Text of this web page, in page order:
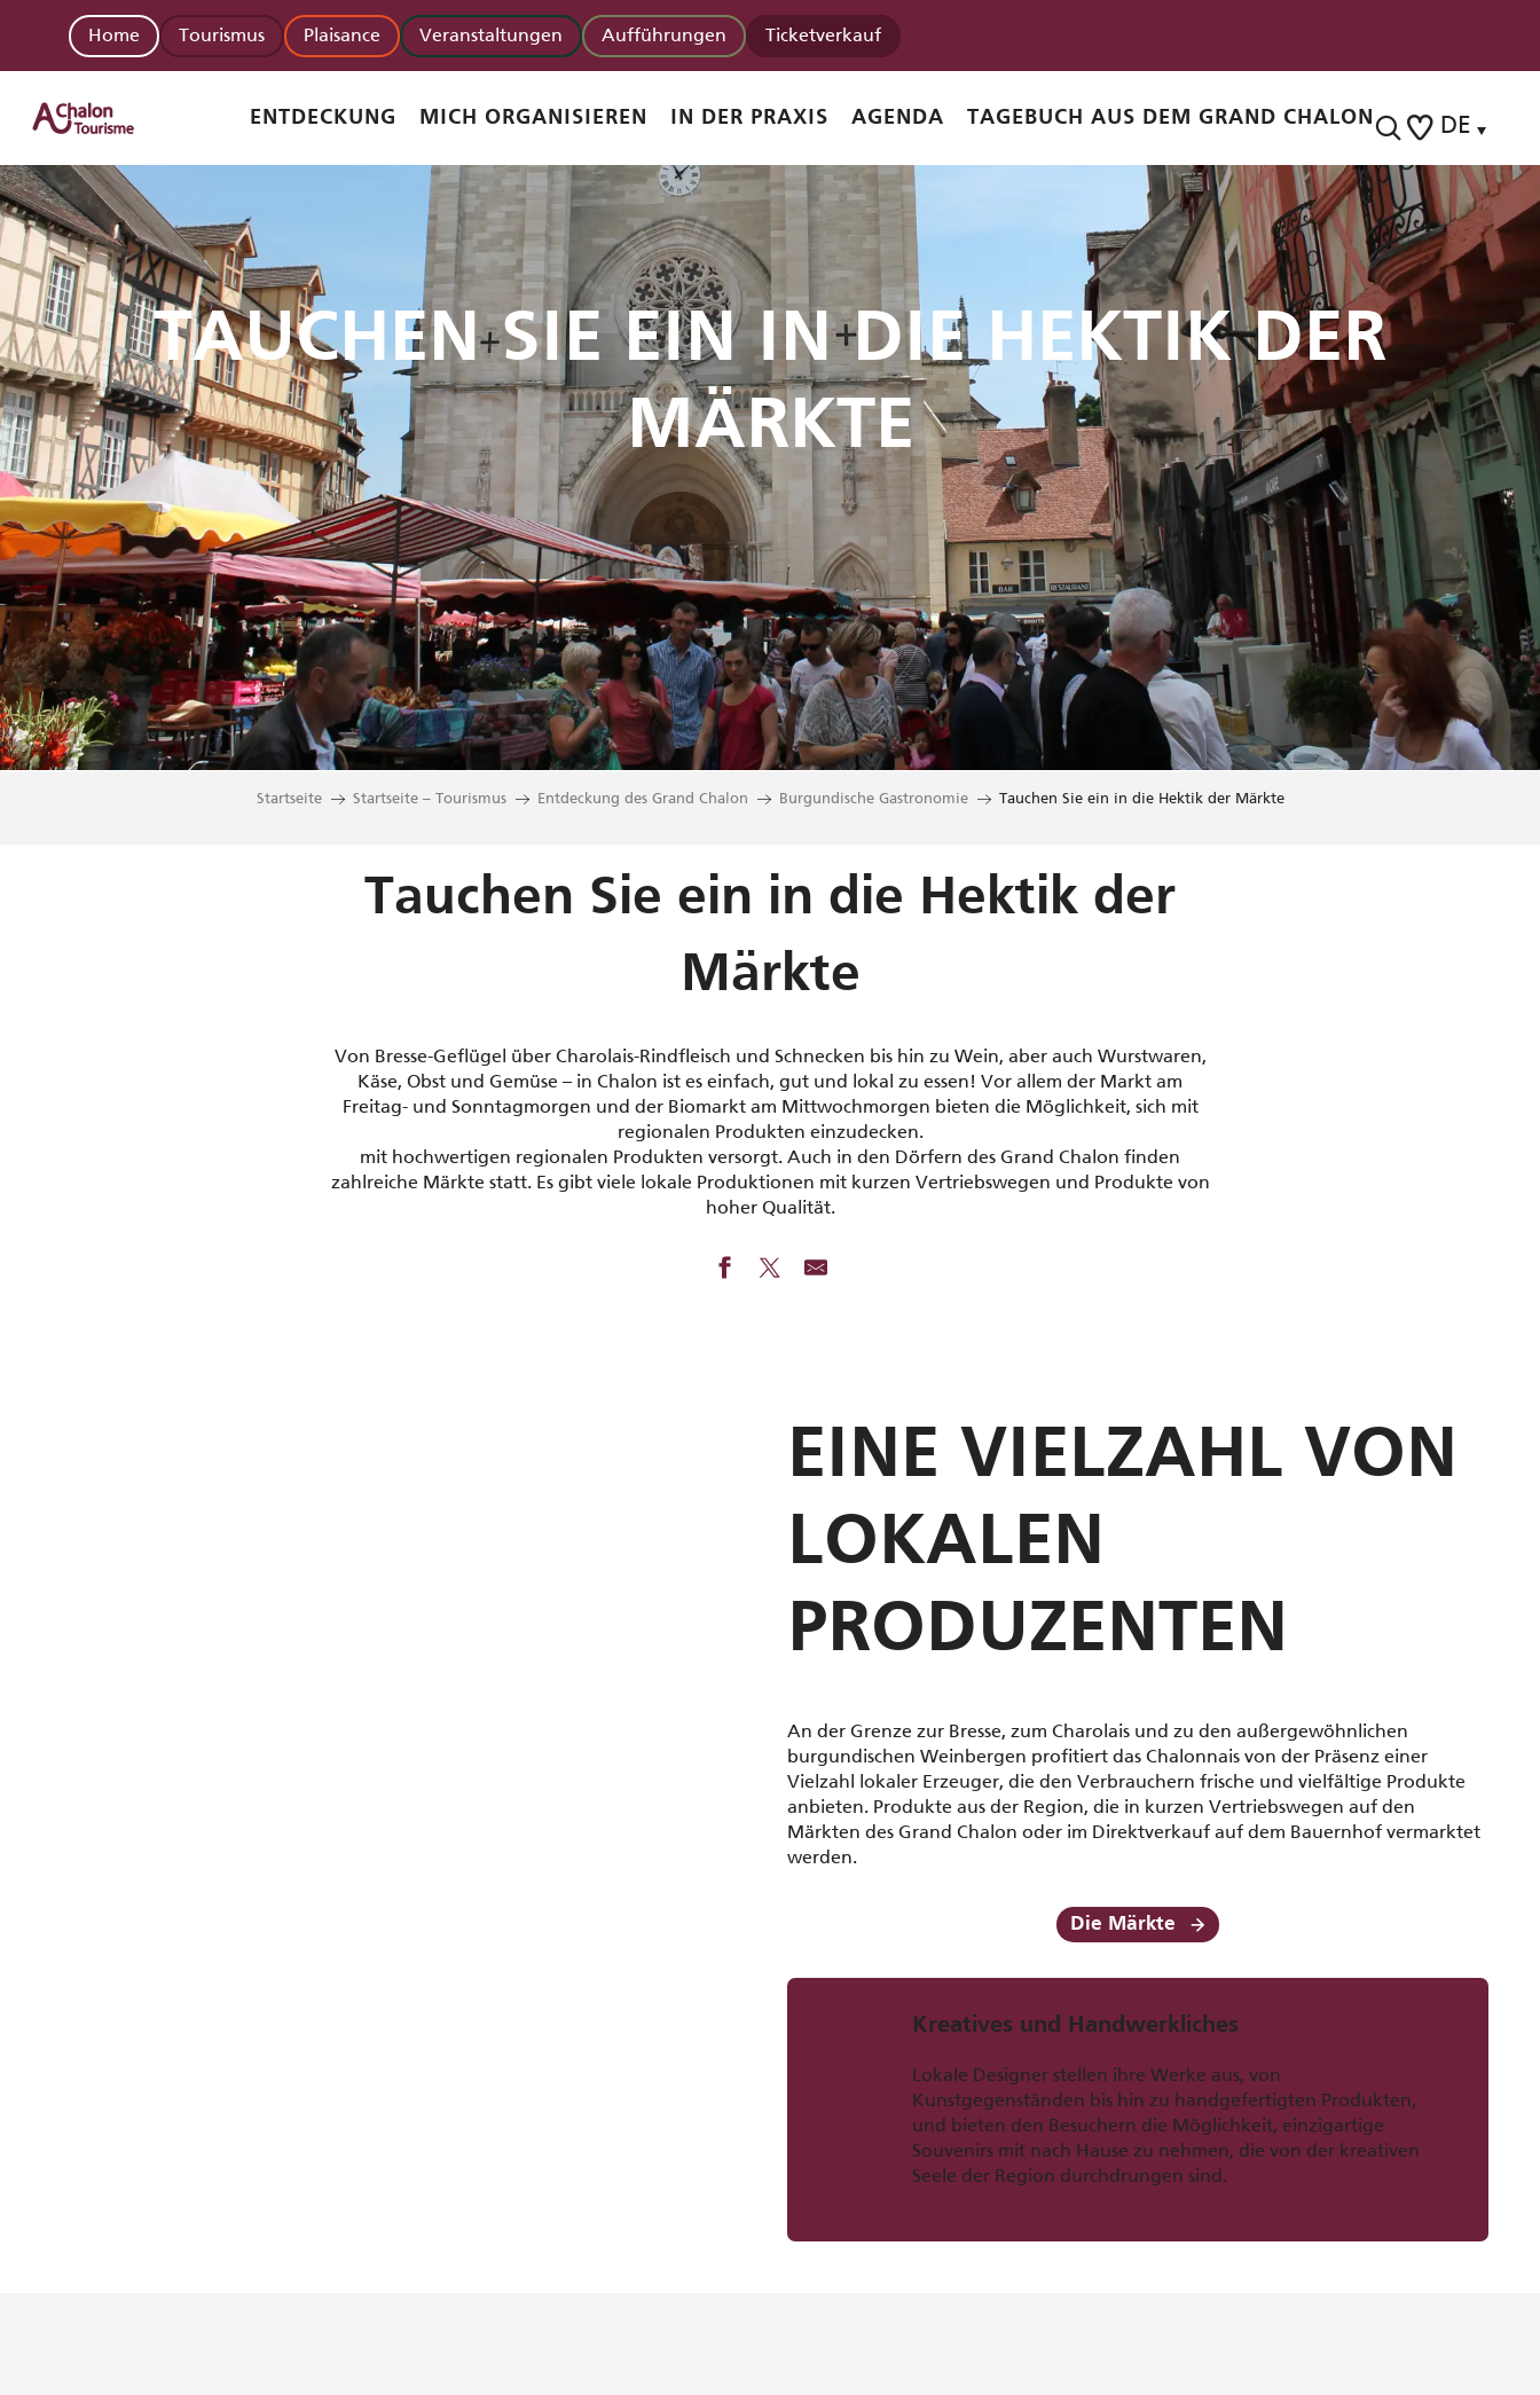
contenu
Voir les favoris
Suche
DE
Home Tourismus Plaisance Veranstaltungen Aufführungen Ticketverkauf
ENTDECKUNG MICH ORGANISIEREN IN DER PRAXIS AGENDA TAGEBUCH AUS DEM GRAND CHALON
TAUCHEN SIE EIN IN DIE HEKTIK DER
MÄRKTE
Startseite Startseite – Tourismus Entdeckung des Grand Chalon Burgundische Gastronomie Tauchen Sie ein in die Hektik der Märkte
Tauchen Sie ein in die Hektik der
Märkte
Von Bresse-Geflügel über Charolais-Rindfleisch und Schnecken bis hin zu Wein, aber auch Wurstwaren,
Käse, Obst und Gemüse – in Chalon ist es einfach, gut und lokal zu essen! Vor allem der Markt am
Freitag- und Sonntagmorgen und der Biomarkt am Mittwochmorgen bieten die Möglichkeit, sich mit
regionalen Produkten einzudecken.
mit hochwertigen regionalen Produkten versorgt. Auch in den Dörfern des Grand Chalon finden
zahlreiche Märkte statt. Es gibt viele lokale Produktionen mit kurzen Vertriebswegen und Produkte von
hoher Qualität.
EINE VIELZAHL VON
LOKALEN
PRODUZENTEN
An der Grenze zur Bresse, zum Charolais und zu den außergewöhnlichen
burgundischen Weinbergen profitiert das Chalonnais von der Präsenz einer
Vielzahl lokaler Erzeuger, die den Verbrauchern frische und vielfältige Produkte
anbieten. Produkte aus der Region, die in kurzen Vertriebswegen auf den
Märkten des Grand Chalon oder im Direktverkauf auf dem Bauernhof vermarktet
werden.
Die Märkte
Kreatives und Handwerkliches
Lokale Designer stellen ihre Werke aus, von
Kunstgegenständen bis hin zu handgefertigten Produkten,
und bieten den Besuchern die Möglichkeit, einzigartige
Souvenirs mit nach Hause zu nehmen, die von der kreativen
Seele der Region durchdrungen sind.